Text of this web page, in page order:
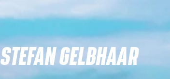
STEFAN GELBHAAR